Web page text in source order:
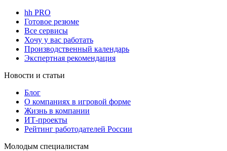
hh PRO
Готовое резюме
Все сервисы
Хочу у вас работать
Производственный календарь
Экспертная рекомендация
Новости и статьи
Блог
О компаниях в игровой форме
Жизнь в компании
ИТ-проекты
Рейтинг работодателей России
Молодым специалистам